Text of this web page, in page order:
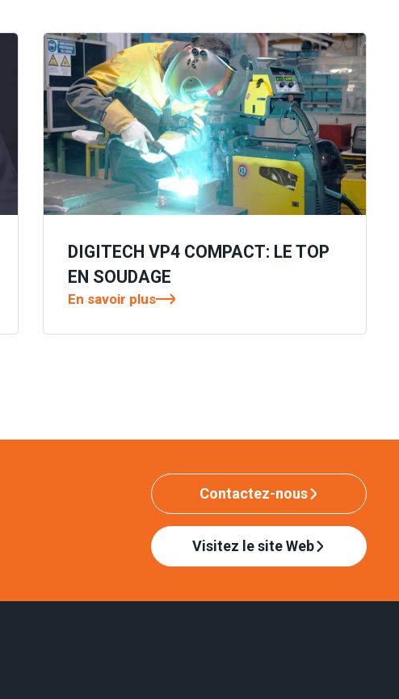
DIGITECH VP4 COMPACT: LE TOP
EN SOUDAGE
En savoir plus
Contactez-nous
Visitez le site Web